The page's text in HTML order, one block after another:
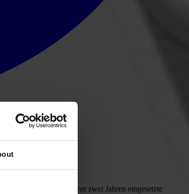
in Berlin. Der vor zwei Jahren eingesetzte